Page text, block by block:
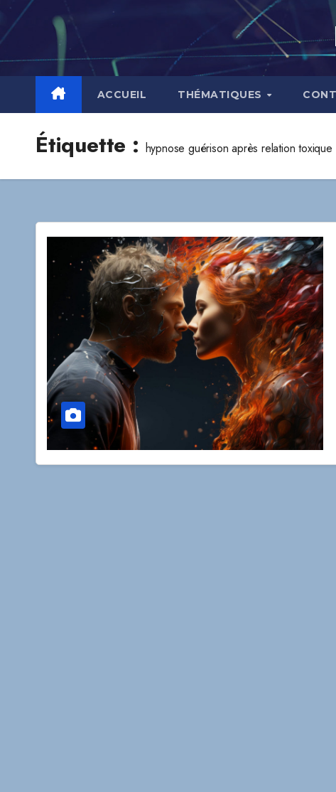
to
content
ACCUEIL THÉMATIQUES
Étiquette : hypnose guérison après relation toxique